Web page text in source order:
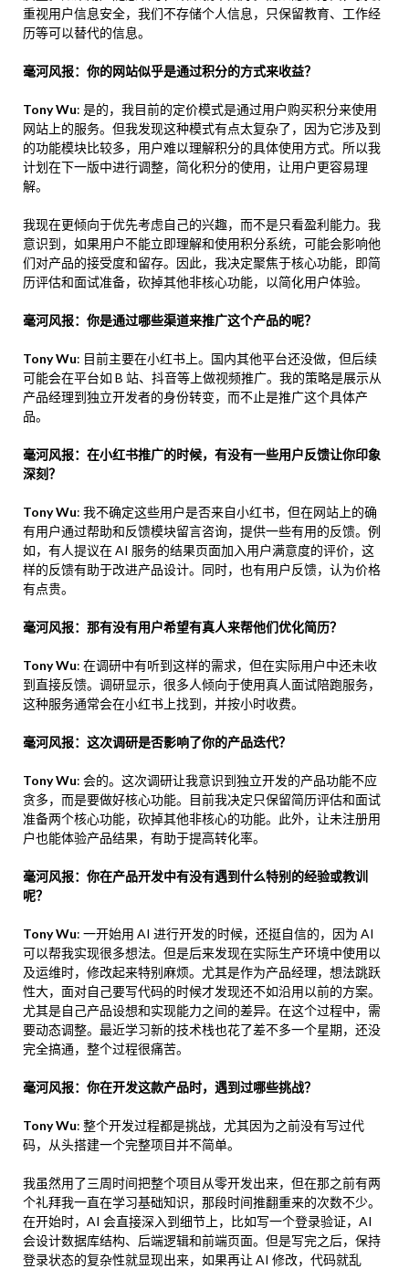
重视用户信息安全，我们不存储个人信息，只保留教育、工作经
历等可以替代的信息。
毫河风报：你的网站似乎是通过积分的方式来收益？
Tony Wu: 是的，我目前的定价模式是通过用户购买积分来使用
网站上的服务。但我发现这种模式有点太复杂了，因为它涉及到
的功能模块比较多，用户难以理解积分的具体使用方式。所以我
计划在下一版中进行调整，简化积分的使用，让用户更容易理
解。
我现在更倾向于优先考虑自己的兴趣，而不是只看盈利能力。我
意识到，如果用户不能立即理解和使用积分系统，可能会影响他
们对产品的接受度和留存。因此，我决定聚焦于核心功能，即简
历评估和面试准备，砍掉其他非核心功能，以简化用户体验。
毫河风报：你是通过哪些渠道来推广这个产品的呢？
Tony Wu: 目前主要在小红书上。国内其他平台还没做，但后续
可能会在平台如 B 站、抖音等上做视频推广。我的策略是展示从
产品经理到独立开发者的身份转变，而不止是推广这个具体产
品。
毫河风报：在小红书推广的时候，有没有一些用户反馈让你印象
深刻？
Tony Wu: 我不确定这些用户是否来自小红书，但在网站上的确
有用户通过帮助和反馈模块留言咨询，提供一些有用的反馈。例
如，有人提议在 AI 服务的结果页面加入用户满意度的评价，这
样的反馈有助于改进产品设计。同时，也有用户反馈，认为价格
有点贵。
毫河风报：那有没有用户希望有真人来帮他们优化简历？
Tony Wu: 在调研中有听到这样的需求，但在实际用户中还未收
到直接反馈。调研显示，很多人倾向于使用真人面试陪跑服务，
这种服务通常会在小红书上找到，并按小时收费。
毫河风报：这次调研是否影响了你的产品迭代？
Tony Wu: 会的。这次调研让我意识到独立开发的产品功能不应
贪多，而是要做好核心功能。目前我决定只保留简历评估和面试
准备两个核心功能，砍掉其他非核心的功能。此外，让未注册用
户也能体验产品结果，有助于提高转化率。
毫河风报：你在产品开发中有没有遇到什么特别的经验或教训
呢？
Tony Wu: 一开始用 AI 进行开发的时候，还挺自信的，因为 AI
可以帮我实现很多想法。但是后来发现在实际生产环境中使用以
及运维时，修改起来特别麻烦。尤其是作为产品经理，想法跳跃
性大，面对自己要写代码的时候才发现还不如沿用以前的方案。
尤其是自己产品设想和实现能力之间的差异。在这个过程中，需
要动态调整。最近学习新的技术栈也花了差不多一个星期，还没
完全搞通，整个过程很痛苦。
毫河风报：你在开发这款产品时，遇到过哪些挑战？
Tony Wu: 整个开发过程都是挑战，尤其因为之前没有写过代
码，从头搭建一个完整项目并不简单。
我虽然用了三周时间把整个项目从零开发出来，但在那之前有两
个礼拜我一直在学习基础知识，那段时间推翻重来的次数不少。
在开始时，AI 会直接深入到细节上，比如写一个登录验证，AI
会设计数据库结构、后端逻辑和前端页面。但是写完之后，保持
登录状态的复杂性就显现出来，如果再让 AI 修改，代码就乱